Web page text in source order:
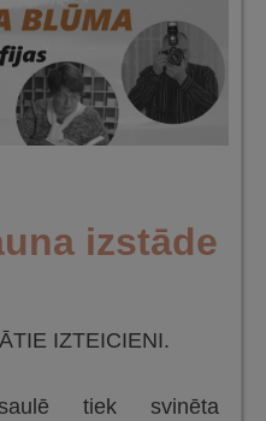
izstāde
IZTEICIENI.
tiek svinēta